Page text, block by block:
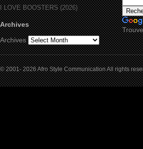
I LOVE BOOSTERS (2026)
Archives
Archives
© 2001- 2026 Afro Style Communication All rights